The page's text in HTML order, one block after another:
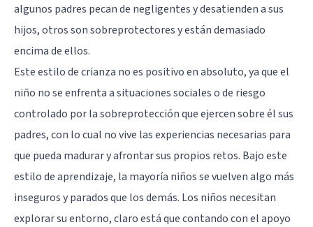
algunos padres pecan de negligentes y desatienden a sus
hijos, otros son sobreprotectores y están demasiado
encima de ellos.
Este estilo de crianza no es positivo en absoluto, ya que el
niño no se enfrenta a situaciones sociales o de riesgo
controlado por la sobreprotección que ejercen sobre él sus
padres, con lo cual no vive las experiencias necesarias para
que pueda madurar y afrontar sus propios retos. Bajo este
estilo de aprendizaje, la mayoría niños se vuelven algo más
insegurosy parados que los demás. Los niños necesitan
explorar su entorno, claro está que contando con el apoyo